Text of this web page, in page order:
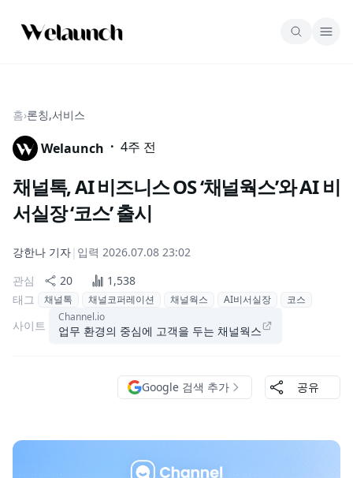
홈›론칭,서비스
Welaunch · 4주 전
채널톡, AI 비즈니스 OS ‘채널웍스’와 AI 비
서실장 ‘코스’ 출시
강한나 기자| 입력 2026.07.08 23:02
관심
20
1,538
태그
채널톡 채널코퍼레이션 채널웍스 AI비서실장 코스
사이트
Channel.io
업무 환경의 중심에 고객을 두는 채널웍스
Google 검색 추가 공유